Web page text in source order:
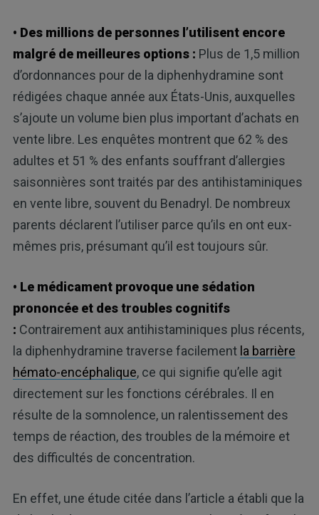
• Des millions de personnes l’utilisent encore
malgré de meilleures options : Plus de 1,5 million
d’ordonnances pour de la diphenhydramine sont
rédigées chaque année aux États-Unis, auxquelles
s’ajoute un volume bien plus important d’achats en
vente libre. Les enquêtes montrent que 62 % des
adultes et 51 % des enfants souffrant d’allergies
saisonnières sont traités par des antihistaminiques
en vente libre, souvent du Benadryl. De nombreux
parents déclarent l’utiliser parce qu’ils en ont eux-
mêmes pris, présumant qu’il est toujours sûr.
• Le médicament provoque une sédation
prononcée et des troubles cognitifs
: Contrairement aux antihistaminiques plus récents,
la diphenhydramine traverse facilement la barrière
hémato-encéphalique, ce qui signifie qu’elle agit
directement sur les fonctions cérébrales. Il en
résulte de la somnolence, un ralentissement des
temps de réaction, des troubles de la mémoire et
des difficultés de concentration.
En effet, une étude citée dans l’article a établi que la